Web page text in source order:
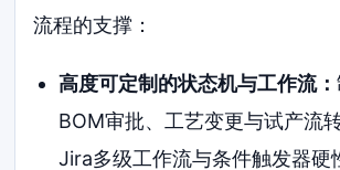
流程的支撑：
高度可定制的状态机与工作流：
BOM审批、工艺变更与试产流
Jira多级工作流与条件触发器硬